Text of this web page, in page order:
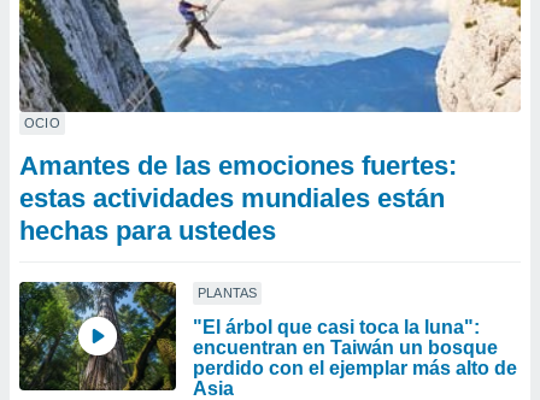
OCIO
Amantes de las emociones fuertes:
estas actividades mundiales están
hechas para ustedes
PLANTAS
"El árbol que casi toca la luna":
encuentran en Taiwán un bosque
perdido con el ejemplar más alto de
Asia